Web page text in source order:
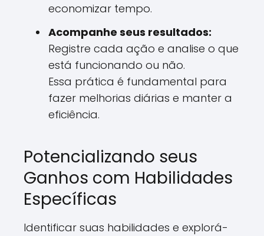
economizar tempo.
Acompanhe seus resultados:
Registre cada ação e analise o que
está funcionando ou não.
Essa prática é fundamental para
fazer melhorias diárias e manter a
eficiência.
Potencializando seus
Ganhos com Habilidades
Específicas
Identificar suas habilidades e explorá-